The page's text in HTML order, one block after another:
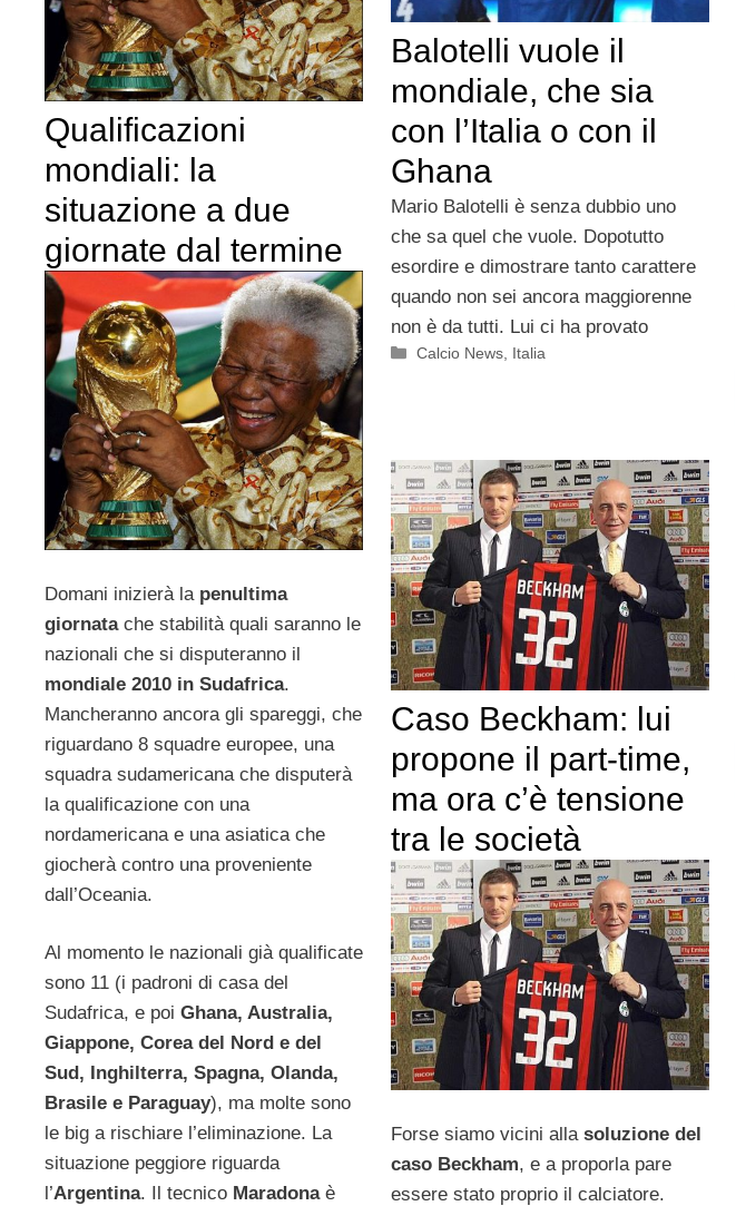
Qualificazioni
mondiali: la
situazione a due
giornate dal termine
Domani inizierà la penultima
giornatache stabilità quali saranno le
nazionali che si disputeranno il
mondiale 2010 in Sudafrica.
Mancheranno ancora gli spareggi, che
riguardano 8 squadre europee, una
squadra sudamericana che disputerà
la qualificazione con una
nordamericana e una asiatica che
giocherà contro una proveniente
dall’Oceania.
Al momento le nazionali già qualificate
sono 11 (i padroni di casa del
Sudafrica, e poi Ghana, Australia,
Giappone, Corea del Nord e del
Sud, Inghilterra, Spagna, Olanda,
Brasile e Paraguay), ma molte sono
le big a rischiare l’eliminazione. La
situazione peggiore riguarda
l’Argentina. Il tecnico Maradona è
Balotelli vuole il
mondiale, che sia
con l’Italia o con il
Ghana
Mario Balotelli è senza dubbio uno
che sa quel che vuole. Dopotutto
esordire e dimostrare tanto carattere
quando non sei ancora maggiorenne
non è da tutti. Lui ci ha provato
Categorie
Calcio News Italia
Caso Beckham: lui
propone il part-time,
ma ora c’è tensione
tra le società
Forse siamo vicini alla soluzione del
caso Beckham, e a proporla pare
essere stato proprio il calciatore.